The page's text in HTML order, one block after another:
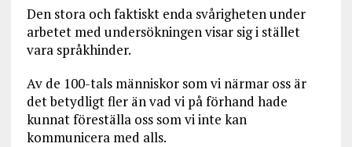
Den stora och faktiskt enda svårigheten under
arbetet med undersökningen visar sig i stället
vara språkhinder.
Av de 100-tals människor som vi närmar oss är
det betydligt fler än vad vi på förhand hade
kunnat föreställa oss som vi inte kan
kommunicera med alls.